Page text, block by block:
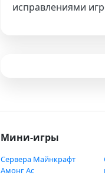
исправлениями
Мини-игры
Сервера Майнкрафт
Амонг Ас